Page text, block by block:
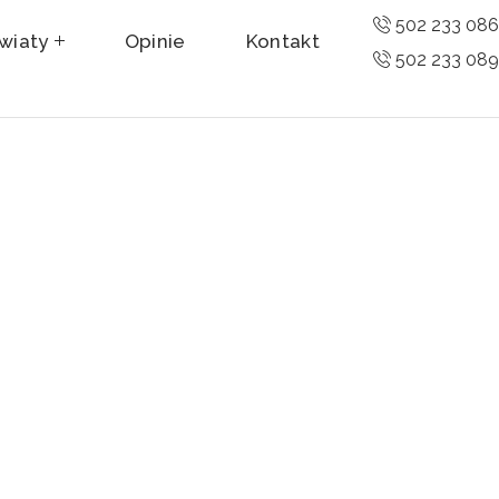
Opinie Kontakt
502 233 086
502 233 089